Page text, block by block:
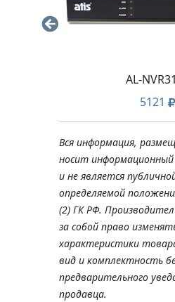
AL-
5121
Вся информация,
носит
и не является
определяемой
(2) ГК РФ.
за собой право
характеристики
вид и комплектность
предварительного
продавца.